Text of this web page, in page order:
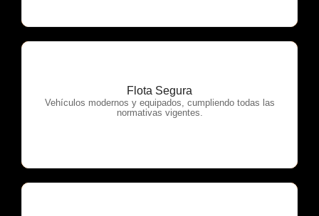
Flota Segura
Vehículos modernos y equipados, cumpliendo todas las
normativas vigentes.
OTP Servicios